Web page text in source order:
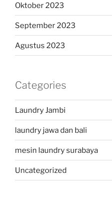
Oktober 2023
September 2023
Agustus 2023
Categories
Laundry Jambi
laundry jawa dan bali
mesin laundry surabaya
Uncategorized